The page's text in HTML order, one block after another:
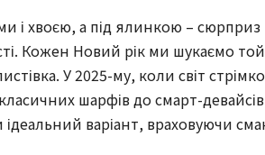
і хвоєю, а під ялинкою –
Кожен Новий рік ми шукаємо
У 2025-му, коли світ
шарфів до смарт-
варіант, враховуючи